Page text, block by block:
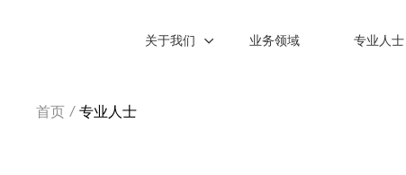
关于我们 业务领域 专业人士
首页 / 专业人士